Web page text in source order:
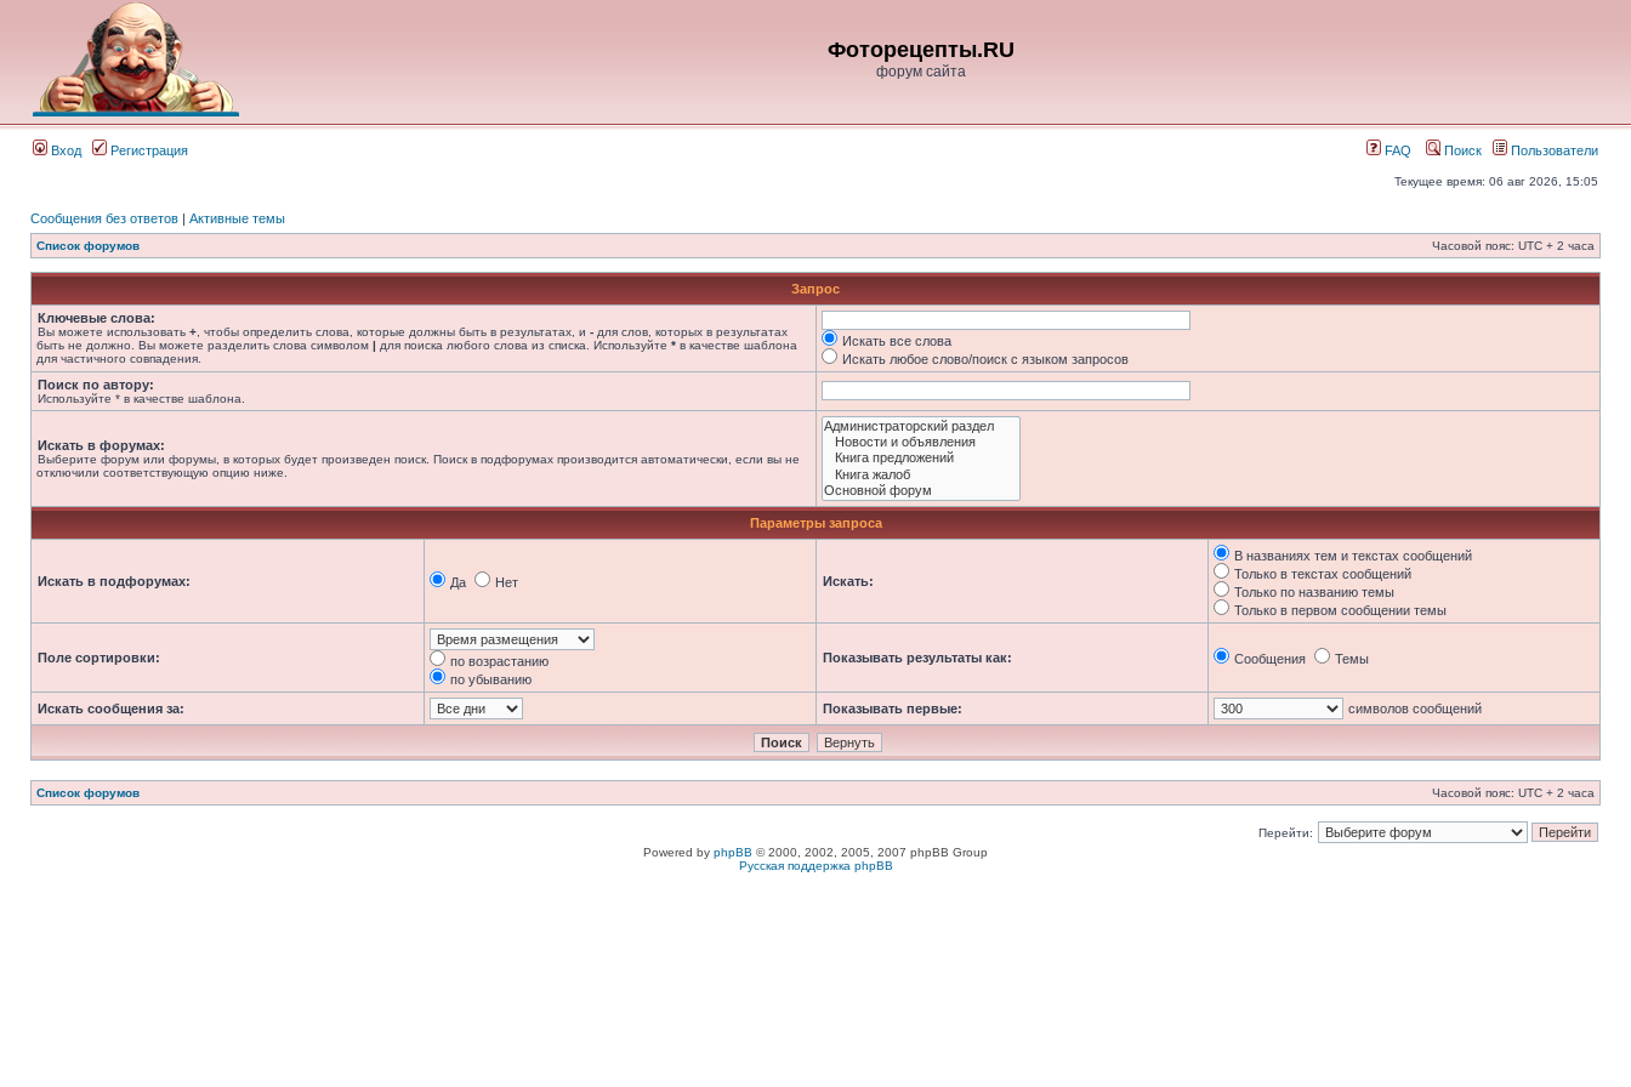
Фоторецепты.RU
форум сайта
Вход Регистрация FAQ Поиск Пользователи
Текущее время: 06 авг 2026, 15:05
Сообщения без ответов | Активные темы
Список форумов Часовой пояс: UTC + 2 часа
Запрос
Ключевые слова:
Вы можете использовать + , чтобы определить слова, которые должны быть в результатах, и - для слов, которых в результатах
быть не должно. Вы можете разделить слова символом | для поиска любого слова из списка. Используйте * в качестве шаблона
для частичного совпадения.
Искать все слова
Искать любое слово/поиск с языком запросов
Поиск по автору:
Используйте * в качестве шаблона.
Искать в форумах:
Выберите форум или форумы, в которых будет произведен поиск. Поиск в подфорумах производится автоматически, если вы не
отключили соответствующую опцию ниже.
Параметры запроса
Искать в подфорумах: Да Нет Искать:
В названиях тем и текстах сообщений
Только в текстах сообщений
Только по названию темы
Только в первом сообщении темы
Поле сортировки:
по возрастанию
по убыванию
Показывать результаты как: Сообщения Темы
Искать сообщения за: Показывать первые: символов сообщений
Список форумов Часовой пояс: UTC + 2 часа
Перейти:
Powered by phpBB © 2000, 2002, 2005, 2007 phpBB Group
Русская поддержка phpBB